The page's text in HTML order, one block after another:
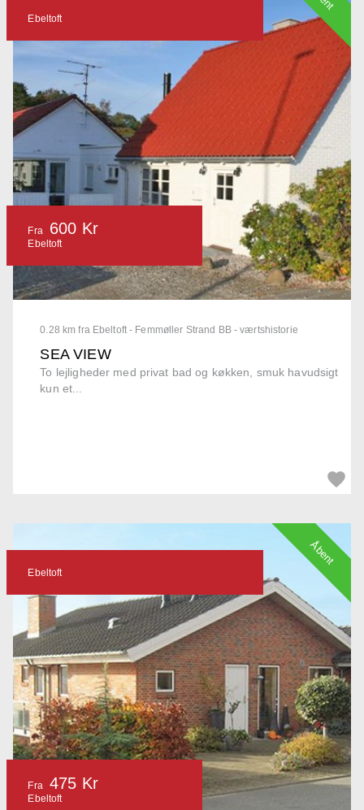
0.28 km fra Ebeltoft - Femmøller Strand BB - værtshistorie
SEA VIEW
To lejligheder med privat bad og køkken, smuk havudsigt
kun et...
Ebeltoft
Fra 600 Kr
Ebeltoft
Ebeltoft
Fra 475 Kr
Ebeltoft
Åbent